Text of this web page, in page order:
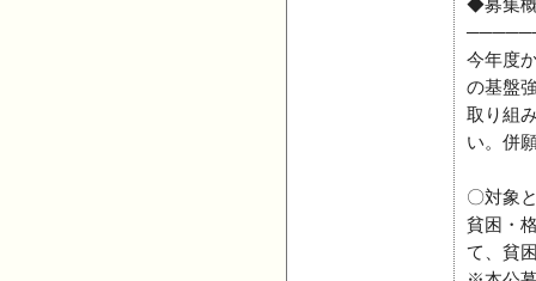
◆募集
今年度
の基盤
取り組
い。併
〇対象
貧困・
て、貧